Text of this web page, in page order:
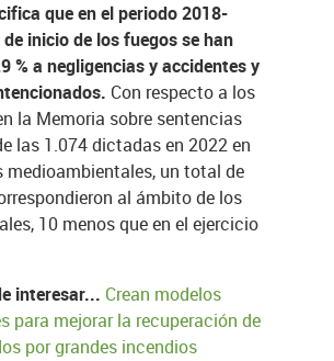
que en el periodo 2018-
inicio de los fuegos se han
% a negligencias y accidentes y
Con respecto a los
la Memoria sobre sentencias
las 1.074 dictadas en 2022 en
medioambientales, un total de
al ámbito de los
10 menos que en el ejercicio
interesar... Crean modelos
para mejorar la recuperación de
por grandes incendios